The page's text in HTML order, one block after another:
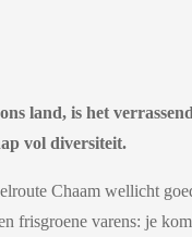
land, is het
vol diversiteit.
Chaam wellicht
frisgroene varens: je